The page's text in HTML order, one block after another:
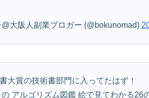
大阪人副業ブロガー (@bokunomad)
大賞の技術書部門に入ってたはず！
アルゴリズム図鑑 絵で見てわかる26